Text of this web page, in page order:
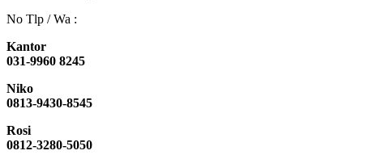
No Tlp / Wa :
Kantor
031-9960 8245
Niko
0813-9430-8545
Rosi
0812-3280-5050